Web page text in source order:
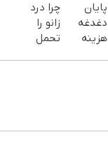
پایان
دغدغه
هزینه
کننده
چرا درد
زانو را
تحمل
کن